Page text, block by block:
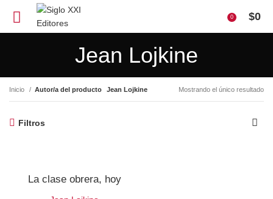
0 $0
Jean Lojkine
Inicio Autor/a del producto Jean Lojkine Mostrando el único resultado
Filtros
La clase obrera, hoy